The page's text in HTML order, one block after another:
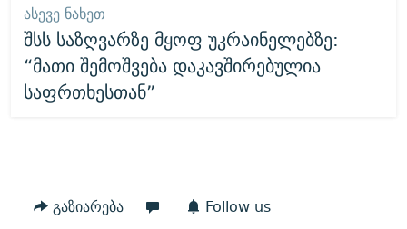
ᲐᲡᲔᲕᲔ ᲜᲐᲮᲔᲗ
შსს საზღვარზე მყოფ უკრაინელებზე:
“მათი შემოშვება დაკავშირებულია
საფრთხესთან”
გაზიარება Follow us